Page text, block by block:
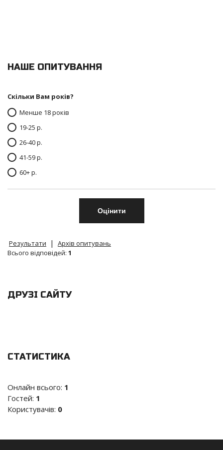
НАШЕ ОПИТУВАННЯ
Скільки Вам років?
Менше 18 років
19-25 р.
26-40 р.
41-59 р.
60+ р.
Результати |
Архів опитувань
Всього відповідей: 1
ДРУЗІ САЙТУ
СТАТИСТИКА
Онлайн всього: 1
Гостей: 1
Користувачів: 0